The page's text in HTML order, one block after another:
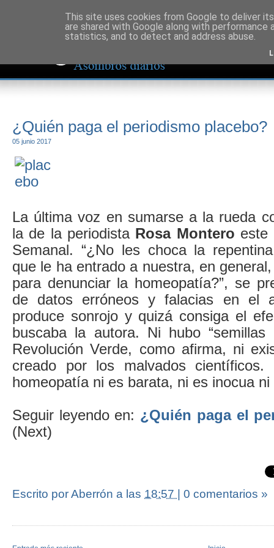
¿Quién paga el periodismo placebo?
05 junio 2017
La última voz en sumarse a la rueda
la de la periodista Rosa Montero este
Semanal. “¿No les choca la
que le ha entrado a nuestra, en
para denunciar la homeopatía?”, se
de datos erróneos y falacias en el
produce sonrojo y quizá consiga el
buscaba la autora. Ni hubo “semillas
Revolución Verde, como afirma, ni
creado por los malvados
homeopatía ni es barata, ni es inocua ni
Seguir leyendo en: ¿Quién paga el
(Next)
Escrito por Aberrón a las 18:57 | 0 comentarios »
This site uses cookies from Google to deliver
are shared with Google along with
statistics, and to detect and address abuse.